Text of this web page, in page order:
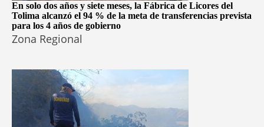
En solo dos años y siete meses, la Fábrica de Licores del
Tolima alcanzó el 94 % de la meta de transferencias prevista
para los 4 años de gobierno
Zona Regional